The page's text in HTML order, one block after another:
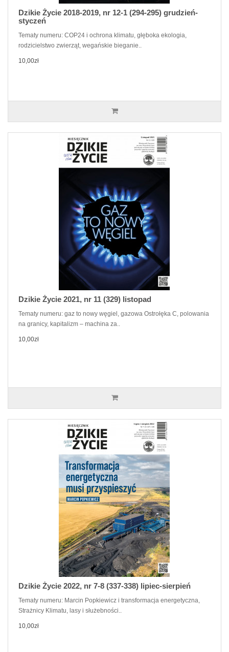
Dzikie Życie 2018-2019, nr 12-1 (294-295) grudzień-
styczeń
Tematy numeru: COP24 i ochrona klimatu, głęboka ekologia,
rodzicielstwo zwierząt, wegańskie bieganie..
10,00zł
Dzikie Życie 2021, nr 11 (329) listopad
Tematy numeru: gaz to nowy węgiel, gazowa Ostrołęka C, polowania
na granicy, kapitalizm – machina za..
10,00zł
Dzikie Życie 2022, nr 7-8 (337-338) lipiec-sierpień
Tematy numeru: Marcin Popkiewicz i transformacja energetyczna,
Strażnicy Klimatu, lasy i służebności..
10,00zł